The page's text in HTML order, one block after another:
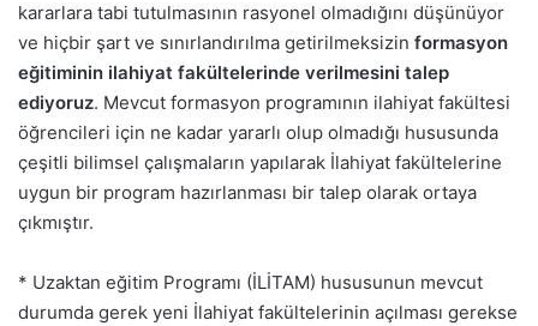
kararlara tabi tutulmasının rasyonel olmadığını düşünüyor
ve hiçbir şart ve sınırlandırılma getirilmeksizin formasyon
eğitiminin ilahiyat fakültelerinde verilmesini talep
ediyoruz. Mevcut formasyon programının ilahiyat fakültesi
öğrencileri için ne kadar yararlı olup olmadığı hususunda
çeşitli bilimsel çalışmaların yapılarak İlahiyat fakültelerine
uygun bir program hazırlanması bir talep olarak ortaya
çıkmıştır.
* Uzaktan eğitim Programı (İLİTAM) hususunun mevcut
durumda gerek yeni İlahiyat fakültelerinin açılması gerekse